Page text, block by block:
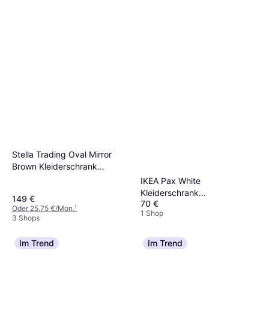
Stella Trading Oval Mirror
Brown Kleiderschrank
149 €
Oder 25,75 €/Mon.¹
3 Shops
IKEA Pax White
Kleiderschrank
99.8x201.2cm
70 €
1 Shop
Im Trend Im Trend